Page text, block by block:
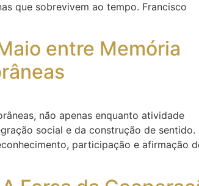
que sobrevivem ao tempo. Francisco
entre Memória
não apenas enquanto atividade
social e da construção de sentido.
participação e afirmação